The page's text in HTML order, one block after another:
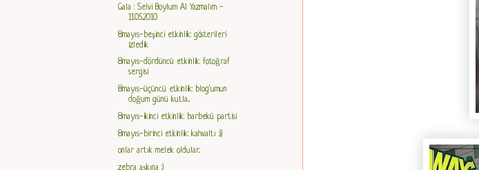
Gala : Selvi Boylum Al Yazmalım -
11.05.2010
8mayıs-beşinci etkinlik: gösterileri
izledik
8mayıs-dördüncü etkinlik: fotoğraf
sergisi
8mayıs-üçüncü etkinlik: blog'umun
doğum günü kutla...
8mayıs-ikinci etkinlik: barbekü partisi
8mayıs-birinci etkinlik: kahvaltı :))
onlar artık melek oldular..